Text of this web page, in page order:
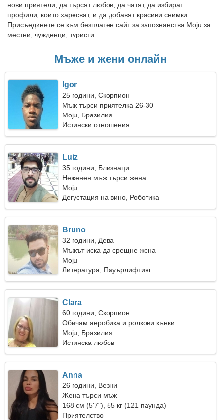
нови приятели, да търсят любов, да чатят, да избират
профили, които харесват, и да добавят красиви снимки.
Присъединете се към безплатен сайт за запознанства Moju за
местни, чужденци, туристи.
Мъже и жени онлайн
Igor
25 години, Скорпион
Мъж търси приятелка 26-30
Moju, Бразилия
Истински отношения
Luiz
35 години, Близнаци
Неженен мъж търси жена
Moju
Дегустация на вино, Роботика
Bruno
32 години, Дева
Мъжът иска да срещне жена
Moju
Литература, Пауърлифтинг
Clara
60 години, Скорпион
Обичам аеробика и ролкови кънки
Moju, Бразилия
Истинска любов
Anna
26 години, Везни
Жена търси мъж
168 см (5'7"), 55 кг (121 паунда)
Приятелство